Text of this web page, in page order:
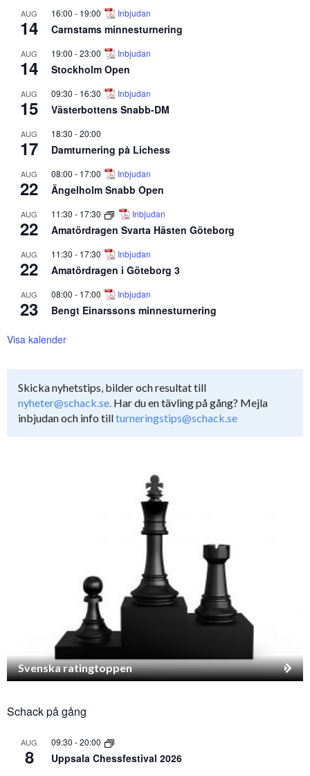
AUG
14
16:00 - 19:00 Inbjudan
Carnstams minnesturnering
AUG
14
19:00 -23:00 Inbjudan
Stockholm Open
AUG
15
09:30 - 16:30 Inbjudan
Västerbottens Snabb-DM
AUG
17
18:30 -20:00
Damturnering på Lichess
AUG
22
08:00 - 17:00 Inbjudan
Ängelholm Snabb Open
AUG
22
11:30 - 17:30 Inbjudan
Amatördragen Svarta Hästen Göteborg
AUG
22
11:30 - 17:30 Inbjudan
Amatördragen i Göteborg 3
AUG
23
08:00 - 17:00 Inbjudan
Bengt Einarssons minnesturnering
Visa kalender
Skicka nyhetstips, bilder och resultat till
nyheter@schack.se. Har du en tävling på gång? Mejla
inbjudan och info tillturneringstips@schack.se
Svenska ratingtoppen
Schack på gång
AUG
8
09:30 -20:00
Uppsala Chessfestival 2026